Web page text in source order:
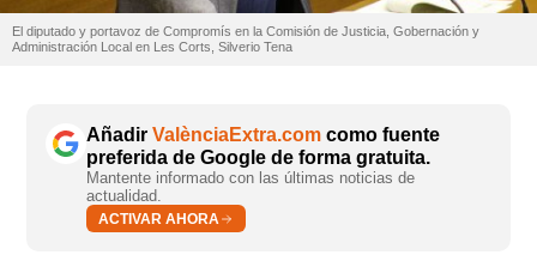
El diputado y portavoz de Compromís en la Comisión de Justicia, Gobernación y
Administración Local en Les Corts, Silverio Tena
Añadir ValènciaExtra.com como fuente
preferida de Google de forma gratuita.
Mantente informado con las últimas noticias de
actualidad.
ACTIVAR AHORA